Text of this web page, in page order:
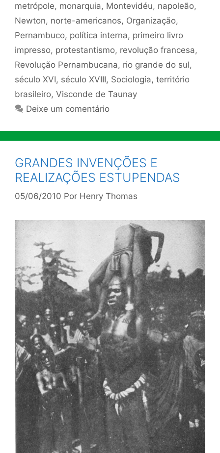
metrópole, monarquia, Montevidéu, napoleão,
Newton, norte-americanos, Organização,
Pernambuco, política interna, primeiro livro
impresso, protestantismo, revolução francesa,
Revolução Pernambucana, rio grande do sul,
século XVI, século XVIII, Sociologia, território
brasileiro, Visconde de Taunay
Deixe um comentário
GRANDES INVENÇÕES E
REALIZAÇÕES ESTUPENDAS
05/06/2010 Por Henry Thomas